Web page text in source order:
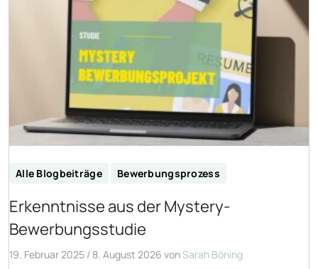
Alle Blogbeiträge Bewerbungsprozess
Erkenntnisse aus der Mystery-
Bewerbungsstudie
19. Februar 2025 / 8. August 2026 vonSarah Böning